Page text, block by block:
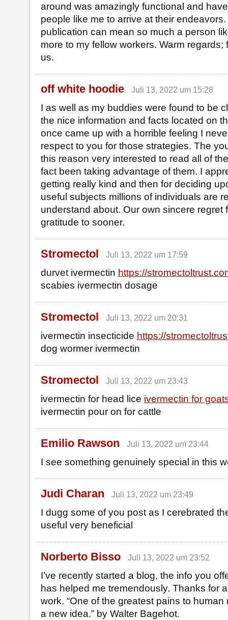
around was amazingly functional and
people like me to arrive at their
publication can mean so much a person
more to my fellow workers. Warm regards;
us.
off white hoodie Juli 13, 2022 um 15:28
I as well as my buddies were found to be
the nice information and facts located on
once came up with a horrible feeling I
respect to you for those strategies. The
this reason very interested to read all of
fact been taking advantage of them. I
getting really kind and then for deciding
useful subjects millions of individuals are
understand about. Our own sincere regret
gratitude to sooner.
Stromectol Juli 13, 2022 um 17:59
durvet ivermectin https://
scabies ivermectin dosage
Stromectol Juli 13, 2022 um 20:31
ivermectin insecticide https://
dog wormer ivermectin
Stromectol Juli 13, 2022 um 23:43
ivermectin for head lice ivermectin for
ivermectin pour on for cattle
Emilio Rawson Juli 13, 2022 um 23:44
I see something genuinely special in this
Judi Charan Juli 13, 2022 um 23:49
I dugg some of you post as I cerebrated
useful very beneficial
Norberto Bisso Juli 13, 2022 um 23:52
I’ve recently started a blog, the info you
has helped me tremendously. Thanks for
work. “One of the greatest pains to
a new idea.” by Walter Bagehot.